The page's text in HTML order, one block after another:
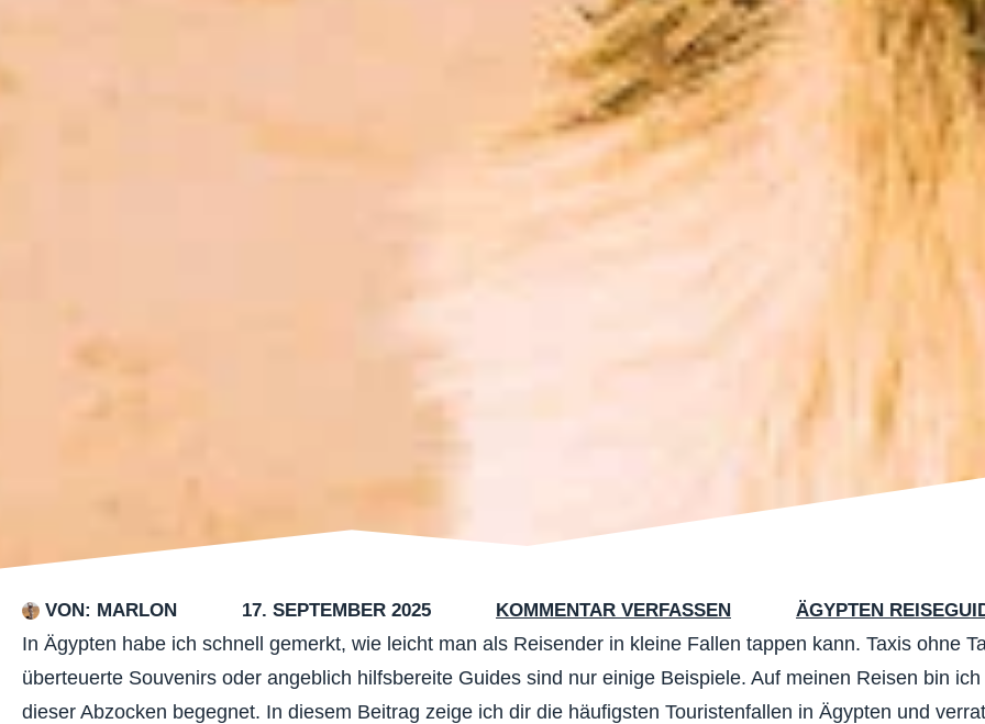
VON: MARLON 17. SEPTEMBER 2025 KOMMENTAR VERFASSEN ÄGYPTEN
In Ägypten habe ich schnell gemerkt, wie leicht man als Reisender in kleine Fallen tappen kann. Taxis ohne
überteuerte Souvenirs oder angeblich hilfsbereite Guides sind nur einige Beispiele. Auf meinen Reisen bin
dieser Abzocken begegnet. In diesem Beitrag zeige ich dir die häufigsten Touristenfallen in Ägypten und